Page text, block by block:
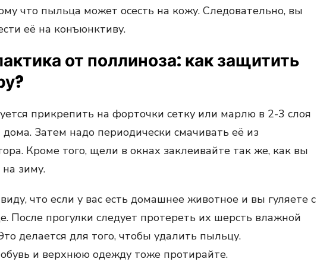
что пыльца может осесть на кожу. Следовательно, вы
её на конъюнктиву.
от поллиноза: как защитить
прикрепить на форточки сетку или марлю в 2-3 слоя
Затем надо периодически смачивать её из
Кроме того, щели в окнах заклеивайте так же, как вы
зиму.
что если у вас есть домашнее животное и вы гуляете с
После прогулки следует протереть их шерсть влажной
делается для того, чтобы удалить пыльцу.
и верхнюю одежду тоже протирайте.